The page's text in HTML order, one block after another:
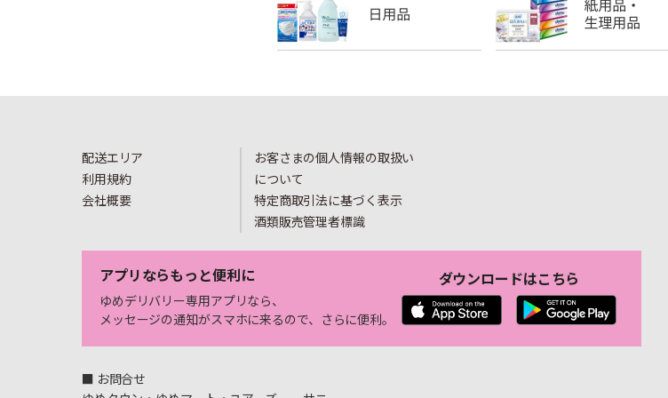
配送エリア
利用規約
会社概要
お客さまの個人情報の取扱い
について
特定商取引法に基づく表示
酒類販売管理者標識
アプリならもっと便利に
ゆめデリバリー専用アプリなら、
メッセージの通知がスマホに来るので、さらに便利。
ダウンロードはこちら
■ お問合せ